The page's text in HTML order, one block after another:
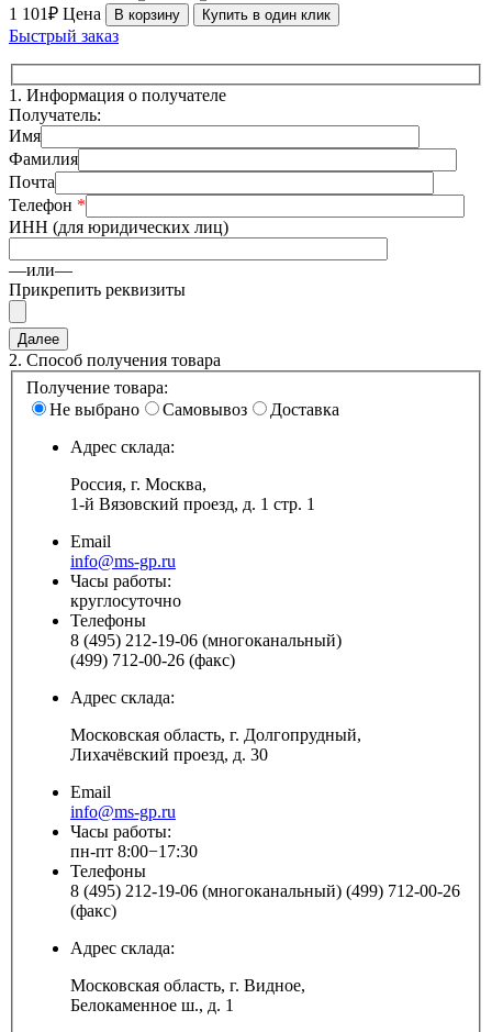
1 101₽ Цена В корзину Купить в один клик
Быстрый заказ
1. Информация о получателе
Получатель:
Имя
Фамилия
Почта
Телефон *
ИНН (для юридических лиц)
—или—
Прикрепить реквизиты
2. Способ получения товара
Получение товара:
Не выбрано
Самовывоз
Доставка
Адрес склада:
Россия, г. Москва,
1-й Вязовский проезд, д. 1 стр. 1
Email
info@ms-gp.ru
Часы работы:
круглосуточно
Телефоны
8 (495) 212-19-06 (многоканальный)
(499) 712-00-26 (факс)
Адрес склада:
Московская область, г. Долгопрудный,
Лихачёвский проезд, д. 30
Email
info@ms-gp.ru
Часы работы:
пн-пт 8:00−17:30
Телефоны
8 (495) 212-19-06 (многоканальный) (499) 712-00-26
(факс)
Адрес склада:
Московская область, г. Видное,
Белокаменное ш., д. 1